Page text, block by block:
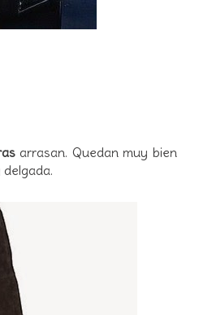
arrasan. Quedan muy bien